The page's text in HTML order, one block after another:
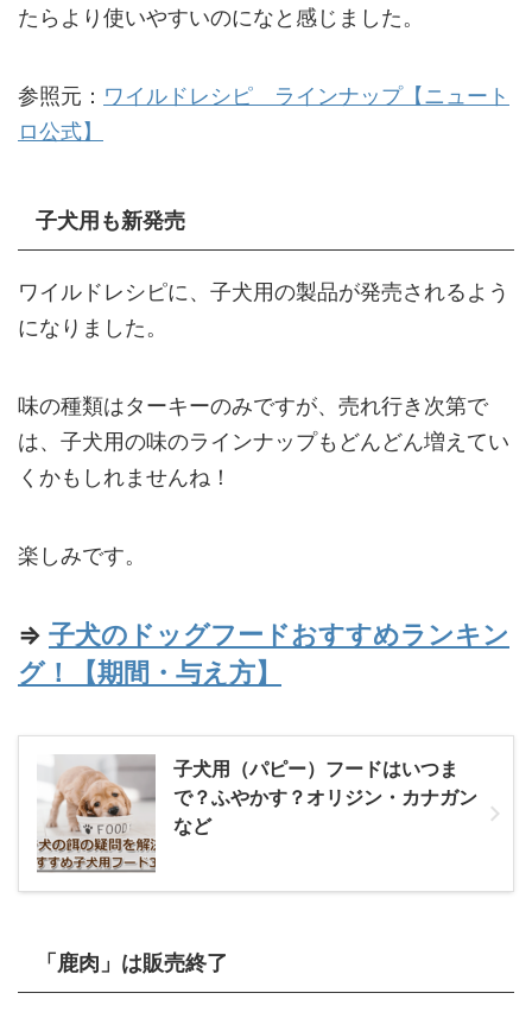
たらより使いやすいのになと感じました。
参照元： ワイルドレシピ ラインナップ【ニュート
ロ公式】
子犬用も新発売
ワイルドレシピに、子犬用の製品が発売されるよう
になりました。
味の種類はターキーのみですが、売れ行き次第で
は、子犬用の味のラインナップもどんどん増えてい
くかもしれませんね！
楽しみです。
⇒ 子犬のドッグフードおすすめランキン
グ！【期間・与え方】
子犬用（パピー）フードはいつま
で？ふやかす？オリジン・カナガン
など
「鹿肉」は販売終了